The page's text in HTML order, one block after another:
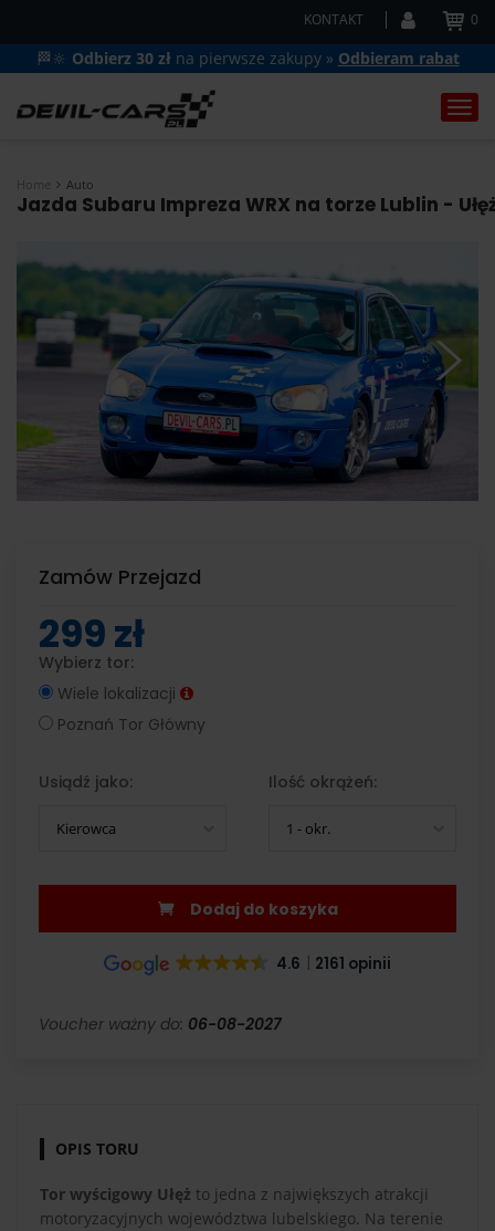
KONTAKT 0
🏁🔆 Odbierz 30 zł na pierwsze zakupy » Odbieram rabat
Home Auto
Jazda Subaru Impreza WRX na torze Lublin -
Zamów Przejazd
299 zł
Wybierz tor:
Wiele lokalizacji
Poznań Tor Główny
Usiądź jako:
Kierowca
Ilość okrążeń:
1 - okr.
Dodaj do koszyka
4.6 2161 opinii
Voucher ważny do: 06-08-2027
OPIS TORU
Tor wyścigowy Ułęż to jedna z największych atrakcji
motoryzacyjnych województwa lubelskiego. Na terenie